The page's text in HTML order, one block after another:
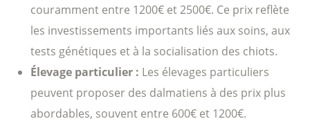
couramment entre 1200€ et 2500€. Ce prix reflète
les investissements importants liés aux soins, aux
tests génétiques et à la socialisation des chiots.
Élevage particulier : Les élevages particuliers
peuvent proposer des dalmatiens à des prix plus
abordables, souvent entre 600€ et 1200€.